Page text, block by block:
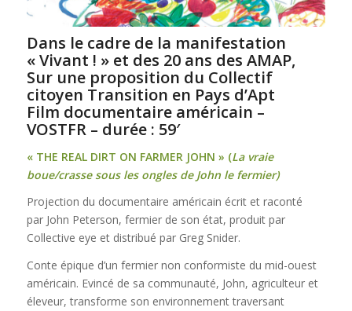
Dans le cadre de la manifestation
« Vivant ! » et des 20 ans des AMAP,
Sur une proposition du Collectif
citoyen Transition en Pays d’Apt
Film documentaire américain –
VOSTFR – durée : 59′
« THE REAL DIRT ON FARMER JOHN » (La vraie
boue/crasse sous les ongles de John le fermier)
Projection du documentaire américain écrit et raconté
par John Peterson, fermier de son état, produit par
Collective eye et distribué par Greg Snider.
Conte épique d’un fermier non conformiste du mid-ouest
américain. Evincé de sa communauté, John, agriculteur et
éleveur, transforme son environnement traversant